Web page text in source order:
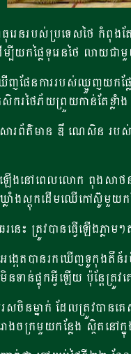
រេនរបស់ប្រទេសថៃ​ កំពុង
ម្បីយកផ្លៃទុរេនថៃ លាយជ
ញផែនការរបស់ឈ្មួញយកផ្
ករថៃភ័យព្រួយកាន់តែខ្លាំង​
រព័ត៌មាន​ ឌឹ​ ណេសិន​ របស់ថៃ
ឡើងនៅពេលលោក ពុងសាថ
ងស្តុកដើមឈើកៅស៊ូមួយកន្ល
រ​នេះ​ ​ត្រូវ​បានធ្វើឡើងភ្
បអង្កេត​បាន​រក​ឃើញទូ​កុង
ន់ផ្ទុកអ្វីឡើយ ប៉ុន្តែត្រូវ​
រសចិនម្នាក់ ដែលត្រូវបាន
ងចក្រមួយកន្លែង​ ស្ថិតនៅក្